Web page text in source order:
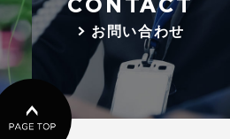
> お問い合わせ